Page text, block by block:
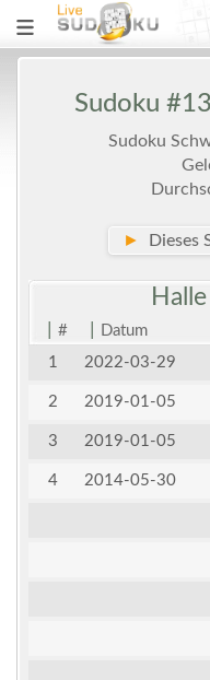
Sudoku
Sudoku
► Dieses
# Datum
1
2022-03-29
2 2019-01-05
3 2019-01-05
4 2014-05-30